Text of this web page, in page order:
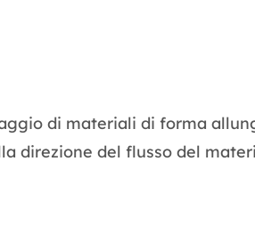
di materiali di forma
direzione del flusso del